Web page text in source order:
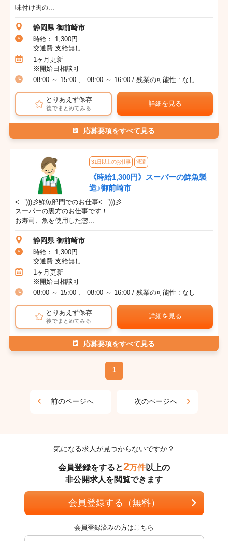
味付け肉の...
静岡県 御前崎市
時給： 1,300円
交通費 支給無し
1ヶ月更新
※開始日相談可
08:00 ～ 15:00 、 08:00 ～ 16:00 / 残業の可能性 : なし
とりあえず保存
後でまとめてみる
詳細を見る
応募要項をすべて見る
31日以上のお仕事 派遣
《時給1,300円》スーパーの鮮魚製
造♪御前崎市
<゜)))彡鮮魚部門でのお仕事<゜)))彡
スーパーの裏方のお仕事です！
お寿司、魚を使用した惣...
静岡県 御前崎市
時給： 1,300円
交通費 支給無し
1ヶ月更新
※開始日相談可
08:00 ～ 15:00 、 08:00 ～ 16:00 / 残業の可能性 : なし
とりあえず保存
後でまとめてみる
詳細を見る
応募要項をすべて見る
1
前のページへ 次のページへ
気になる求人が見つからないですか？
会員登録をすると2万件以上の
非公開求人を閲覧できます
会員登録する（無料）
会員登録済みの方はこちら